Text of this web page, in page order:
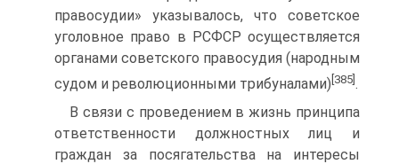
правосудии» указывалось, что советское
уголовное право в РСФСР осуществляется
органами советского правосудия (народным
судом и революционными трибуналами) [385].
В связи с проведением в жизнь принципа
ответственности должностных лиц и
граждан за посягательства на интересы